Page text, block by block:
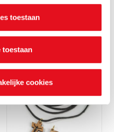
wie ze uitgeeft,
ze geldig blijven. Je kan
wijzigen via de cookie
toestaan
toestaan
cookies
Bekijk geschenk